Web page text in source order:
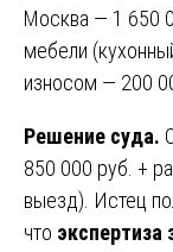
Москва — 1 650
мебели
износом — 200
Решение суда.
850 000 руб. +
выезд). Истец
что экспертиза